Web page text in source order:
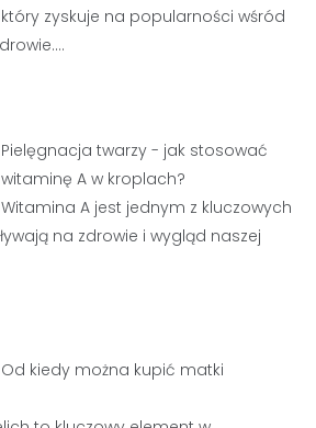
który zyskuje na popularności wśród
Pielęgnacja twarzy - jak stosować
witaminę A w kroplach?
Witamina A jest jednym z kluczowych
na zdrowie i wygląd naszej
Od kiedy można kupić matki